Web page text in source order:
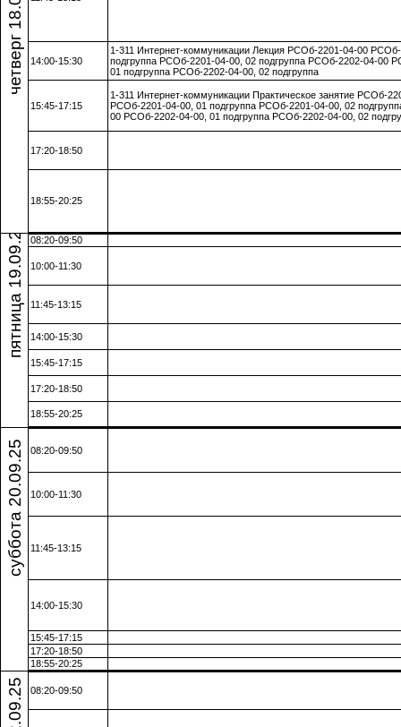
14:00-15:30
1-311 Интернет-коммуникации Лекция РСОб-2201-04-00
подгруппа РСОб-2201-04-00, 02 подгруппа РСОб-2202-04-00
01 подгруппа РСОб-2202-04-00, 02 подгруппа
15:45-17:15
1-311 Интернет-коммуникации Практическое занятие РСОб-
РСОб-2201-04-00, 01 подгруппа РСОб-2201-04-00, 02
00 РСОб-2202-04-00, 01 подгруппа РСОб-2202-04-00, 02
17:20-18:50
18:55-20:25
пятница 19.09.25 08:20-09:50
10:00-11:30
11:45-13:15
14:00-15:30
15:45-17:15
17:20-18:50
18:55-20:25
суббота 20.09.25 08:20-09:50
10:00-11:30
11:45-13:15
14:00-15:30
15:45-17:15
17:20-18:50
18:55-20:25
08:20-09:50